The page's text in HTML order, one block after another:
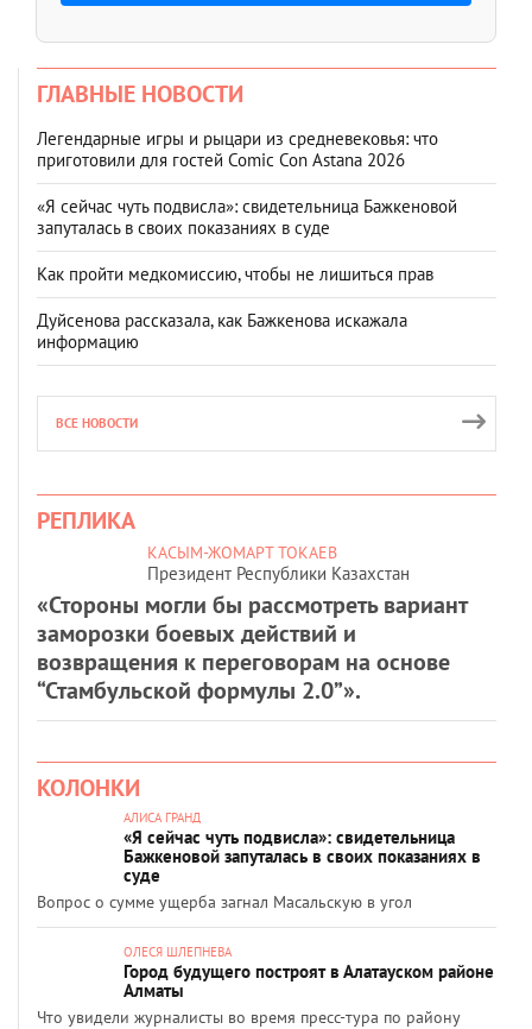
ГЛАВНЫЕ НОВОСТИ
Легендарные игры и рыцари из средневековья: что
приготовили для гостей Comic Con Astana 2026
«Я сейчас чуть подвисла»: свидетельница Бажкеновой
запуталась в своих показаниях в суде
Как пройти медкомиссию, чтобы не лишиться прав
Дуйсенова рассказала, как Бажкенова искажала
информацию
ВСЕ НОВОСТИ
РЕПЛИКА
КАСЫМ-ЖОМАРТ ТОКАЕВ
Президент Республики Казахстан
«Стороны могли бы рассмотреть вариант
заморозки боевых действий и
возвращения к переговорам на основе
“Стамбульской формулы 2.0”».
КОЛОНКИ
АЛИСА ГРАНД
«Я сейчас чуть подвисла»: свидетельница
Бажкеновой запуталась в своих показаниях в
суде
Вопрос о сумме ущерба загнал Масальскую в угол
ОЛЕСЯ ШЛЕПНЕВА
Город будущего построят в Алатауском районе
Алматы
Что увидели журналисты во время пресс-тура по району